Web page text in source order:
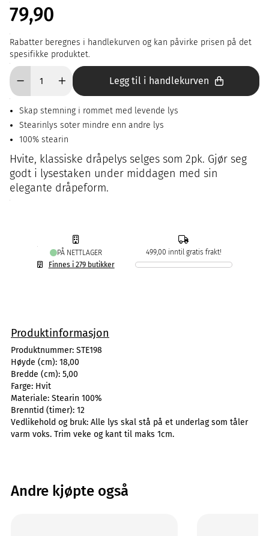
79,90
Rabatter beregnes i handlekurven og kan påvirke prisen på det
spesifikke produktet.
Legg til i handlekurven
Skap stemning i rommet med levende lys
Stearinlys soter mindre enn andre lys
100% stearin
Hvite, klassiske dråpelys selges som 2pk. Gjør seg
godt i lysestaken under middagen med sin
elegante dråpeform.
PÅ NETTLAGER
Finnes i 279 butikker
499,00 inntil gratis frakt!
Produktinformasjon
Produktnummer: STE198
Høyde (cm): 18,00
Bredde (cm): 5,00
Farge: Hvit
Materiale: Stearin 100%
Brenntid (timer): 12
Vedlikehold og bruk: Alle lys skal stå på et underlag som tåler
varm voks. Trim veke og kant til maks 1cm.
Andre kjøpte også